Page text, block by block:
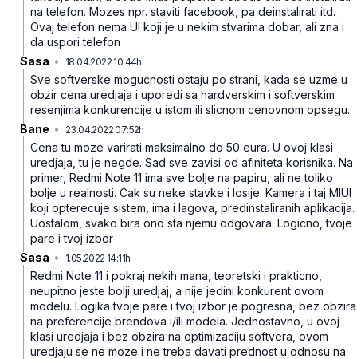
na telefon. Mozes npr. staviti facebook, pa deinstalirati itd.
Ovaj telefon nema UI koji je u nekim stvarima dobar, ali zna i
da uspori telefon
Sasa • 18.04.2022 10:44h
Sve softverske mogucnosti ostaju po strani, kada se uzme u
obzir cena uredjaja i uporedi sa hardverskim i softverskim
resenjima konkurencije u istom ili slicnom cenovnom opsegu.
Bane • 23.04.2022 07:52h
Cena tu moze varirati maksimalno do 50 eura. U ovoj klasi
uredjaja, tu je negde. Sad sve zavisi od afiniteta korisnika. Na
primer, Redmi Note 11 ima sve bolje na papiru, ali ne toliko
bolje u realnosti. Cak su neke stavke i losije. Kamera i taj MIUI
koji opterecuje sistem, ima i lagova, predinstaliranih aplikacija.
Uostalom, svako bira ono sta njemu odgovara. Logicno, tvoje
pare i tvoj izbor
Sasa • 1.05.2022 14:11h
Redmi Note 11 i pokraj nekih mana, teoretski i prakticno,
neupitno jeste bolji uredjaj, a nije jedini konkurent ovom
modelu. Logika tvoje pare i tvoj izbor je pogresna, bez obzira
na preferencije brendova i/ili modela. Jednostavno, u ovoj
klasi uredjaja i bez obzira na optimizaciju softvera, ovom
uredjaju se ne moze i ne treba davati prednost u odnosu na